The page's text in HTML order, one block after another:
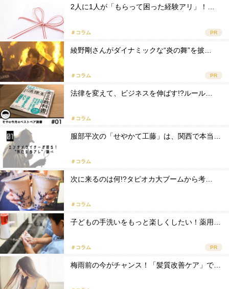
2人に1人が「もらって困った経験アリ」！…
＃コラム PR
綾野剛さんがダイナミックな“炎の舞”を披…
＃コラム PR
法律を変えて、ビジネスを伸ばす!?ルール…
＃コラム
服部平次の「せやかて工藤」は、関西で本当…
＃コラム
次に来るのは何!?タピオカ大ブームから考…
＃コラム
子どもの手洗いをもっと楽しくしたい！薬用…
＃コラム PR
梅雨前の今がチャンス！「髪質改善ケア」で…